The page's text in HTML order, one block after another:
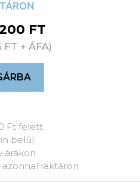
FT
FT + ÁFA)
Ft felett
belül
árakon
raktáron